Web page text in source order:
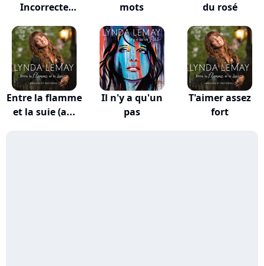
Incorrecte
mots
du rosé
Entre la flamme
et la suie (a...
Il n'y a qu'un
pas
T'aimer assez
fort